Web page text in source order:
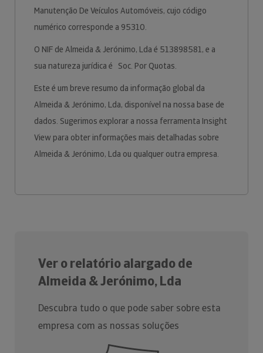
Manutenção De Veículos Automóveis, cujo código
numérico corresponde a 95310.
O NIF de Almeida & Jerónimo, Lda é 513898581, e a
sua natureza jurídica é Soc. Por Quotas.
Este é um breve resumo da informação global da
Almeida & Jerónimo, Lda, disponível na nossa base de
dados. Sugerimos explorar a nossa ferramenta Insight
View para obter informações mais detalhadas sobre
Almeida & Jerónimo, Lda ou qualquer outra empresa.
Ver o relatório alargado de
Almeida & Jerónimo, Lda
Descubra tudo o que pode saber sobre esta
empresa com as nossas soluções